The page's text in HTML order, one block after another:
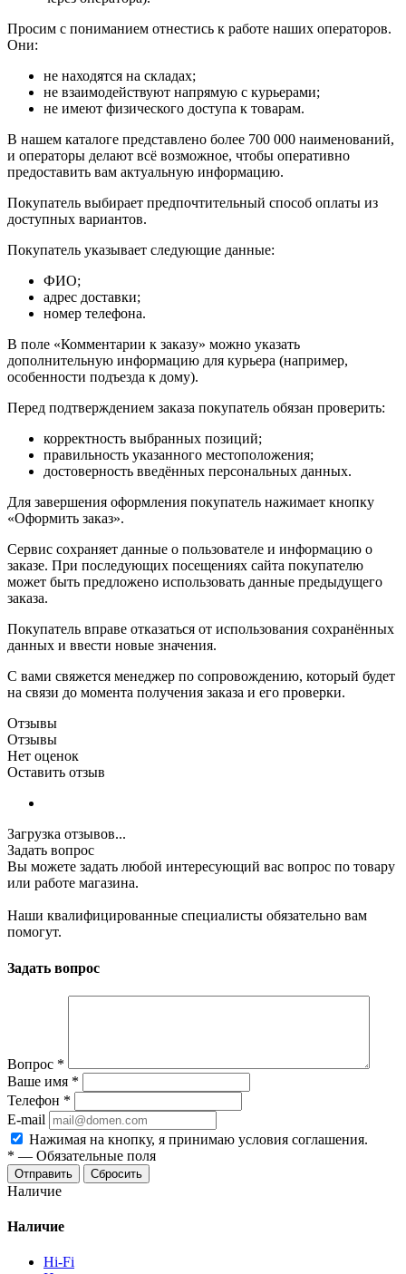
Просим с пониманием отнестись к работе наших операторов.
Они:
не находятся на складах;
не взаимодействуют напрямую с курьерами;
не имеют физического доступа к товарам.
В нашем каталоге представлено более 700 000 наименований,
и операторы делают всё возможное, чтобы оперативно
предоставить вам актуальную информацию.
Покупатель выбирает предпочтительный способ оплаты из
доступных вариантов.
Покупатель указывает следующие данные:
ФИО;
адрес доставки;
номер телефона.
В поле «Комментарии к заказу» можно указать
дополнительную информацию для курьера (например,
особенности подъезда к дому).
Перед подтверждением заказа покупатель обязан проверить:
корректность выбранных позиций;
правильность указанного местоположения;
достоверность введённых персональных данных.
Для завершения оформления покупатель нажимает кнопку
«Оформить заказ».
Сервис сохраняет данные о пользователе и информацию о
заказе. При последующих посещениях сайта покупателю
может быть предложено использовать данные предыдущего
заказа.
Покупатель вправе отказаться от использования сохранённых
данных и ввести новые значения.
С вами свяжется менеджер по сопровождению, который будет
на связи до момента получения заказа и его проверки.
Отзывы
Отзывы
Нет оценок
Оставить отзыв
Загрузка отзывов...
Задать вопрос
Вы можете задать любой интересующий вас вопрос по товару
или работе магазина.
Наши квалифицированные специалисты обязательно вам
помогут.
Задать вопрос
Вопрос *
Ваше имя *
Телефон *
E-mail
Нажимая на кнопку, я принимаю условия соглашения.
* — Обязательные поля
Отправить Сбросить
Наличие
Наличие
Hi-Fi